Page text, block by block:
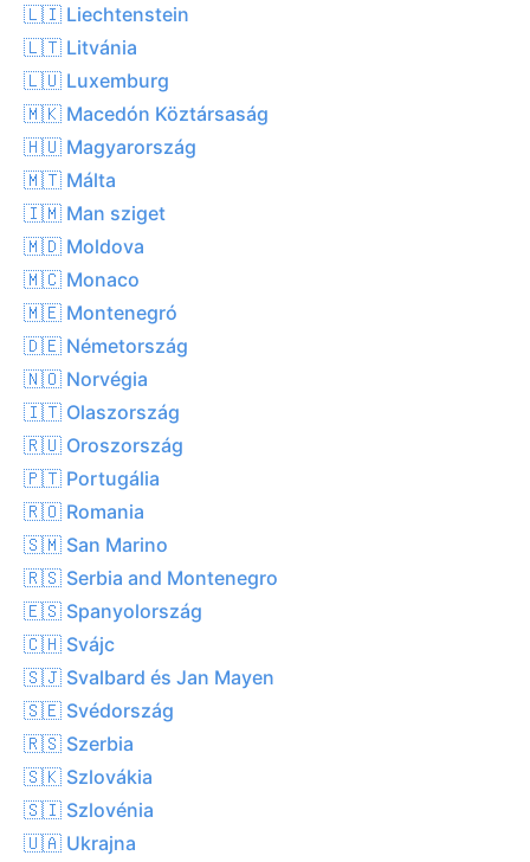
🇱🇮 Liechtenstein
🇱🇹 Litvánia
🇱🇺 Luxemburg
🇲🇰 Macedón Köztársaság
🇭🇺 Magyarország
🇲🇹 Málta
🇮🇲 Man sziget
🇲🇩 Moldova
🇲🇨 Monaco
🇲🇪 Montenegró
🇩🇪 Németország
🇳🇴 Norvégia
🇮🇹 Olaszország
🇷🇺 Oroszország
🇵🇹 Portugália
🇷🇴 Romania
🇸🇲 San Marino
🇷🇸 Serbia and Montenegro
🇪🇸 Spanyolország
🇨🇭 Svájc
🇸🇯 Svalbard és Jan Mayen
🇸🇪 Svédország
🇷🇸 Szerbia
🇸🇰 Szlovákia
🇸🇮 Szlovénia
🇺🇦 Ukrajna